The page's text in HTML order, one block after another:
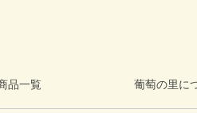
品一覧 葡萄の里に